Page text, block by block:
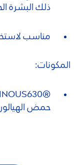
ذلك البشرة
مناسب
المكونات:
®
حمض